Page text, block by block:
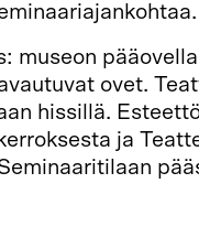
museon
ovet.
hissillä.
ja